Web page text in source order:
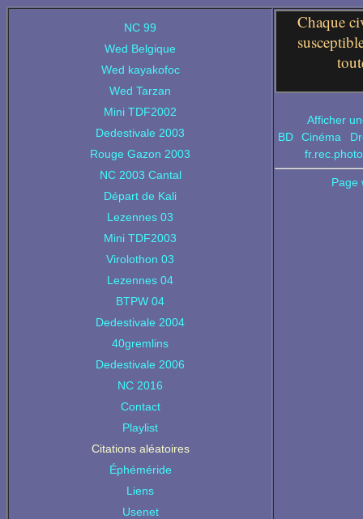
NC 99
Wed Belgique
Wed kayakofoc
Wed Tarzan
Mini TDF2002
Dedestivale 2003
Rouge Gazon 2003
NC 2003 Cantal
Départ de Kali
Lezennes 03
Mini TDF2003
Virolothon 03
Lezennes 04
BTPW 04
Dedestivale 2004
40gremlins
Dedestivale 2006
NC 2016
Contact
Playlist
Citations aléatoires
Éphéméride
Liens
Usenet
Chaque
Afficher
BD
Cinéma
fr.rec.photo
Page